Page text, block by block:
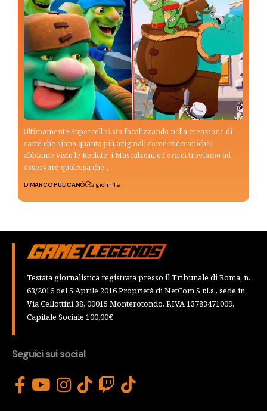
Ultimamente Supercell si sta focalizzando nella creazione di
carte che siano quanto più originali come meccaniche:
abbiamo visto le Reclute, i Mascalzoni ed ora ci troviamo ad
osservare qualcosa che…
DiMARCO PULICANÒ 2 giorni fa
Testata giornalistica registrata presso il Tribunale di Roma, n.
63/2016 del 5 Aprile 2016 Proprietà di NetCom S.r.l.s., sede in
Via Cellottini 38, 00015 Monterotondo, P.IVA 13783471009,
Capitale Sociale 100,00€
Seguici sui social